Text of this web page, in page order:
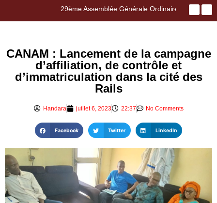
29ème Assemblée Générale Ordinaire de l’Union Nyèsigiso : L’encours total des dépôts des membres passé de 18 milliards en 2024 à 21 milliards en 2025
CANAM : Lancement de la campagne
d’affiliation, de contrôle et
d’immatriculation dans la cité des
Rails
Handara juillet 6, 2023 22:37 No Comments
Facebook Twitter LinkedIn